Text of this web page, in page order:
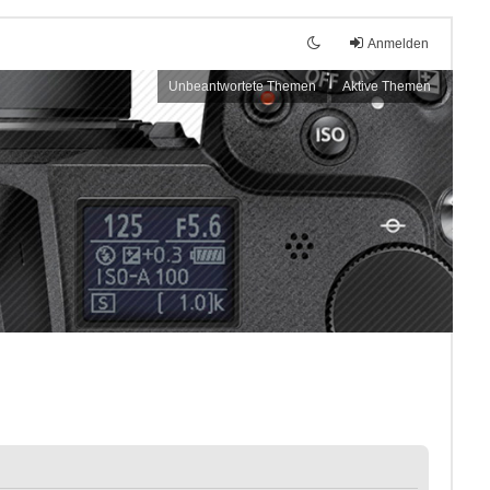
Anmelden
Unbeantwortete Themen Aktive Themen